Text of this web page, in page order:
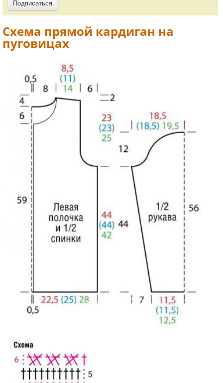
Схема прямой кардиган на
пуговицах